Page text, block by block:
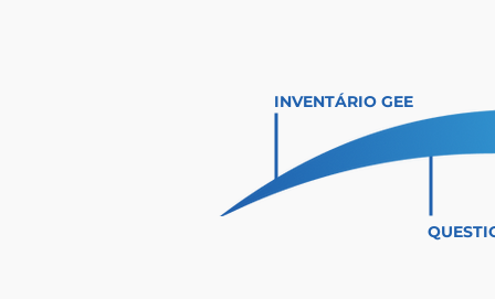
INVENTÁRIO GEE